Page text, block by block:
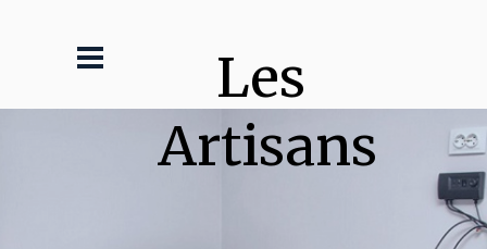
Les
Artisans